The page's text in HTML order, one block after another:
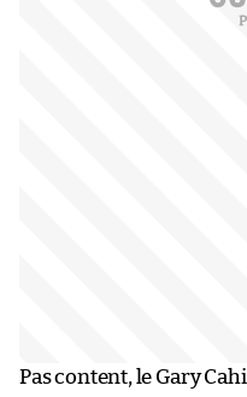
Pas content, le Gary